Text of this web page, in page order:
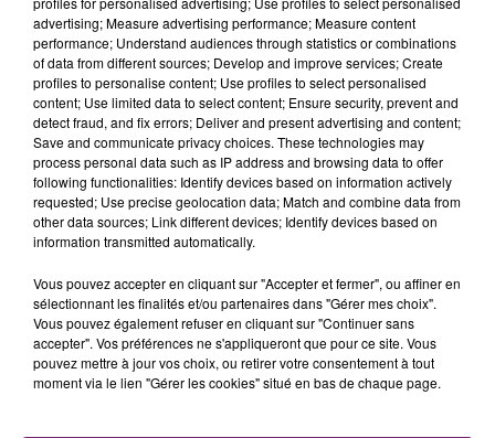
4 août 2026
LE CENTRE MÉDICAL HÉLÈNE BOREL À LOMME
RECRUTE UN(E) INFIRMIER(ÈRE)...
advertising; Measure advertising performance; Measure content
performance; Understand audiences through statistics or combinations
of data from different sources; Develop and improve services; Create
profiles to personalise content; Use profiles to select personalised
content; Use limited data to select content; Ensure security, prevent and
detect fraud, and fix errors; Deliver and present advertising and content;
Save and communicate privacy choices. These technologies may
process personal data such as IP address and browsing data to offer
following functionalities: Identify devices based on information actively
requested; Use precise geolocation data; Match and combine data from
other data sources; Link different devices; Identify devices based on
information transmitted automatically.
Vous pouvez accepter en cliquant sur "Accepter et fermer", ou affiner en
sélectionnant les finalités et/ou partenaires dans "Gérer mes choix".
Vous pouvez également refuser en cliquant sur "Continuer sans
accepter". Vos préférences ne s'appliqueront que pour ce site. Vous
pouvez mettre à jour vos choix, ou retirer votre consentement à tout
moment via le lien "Gérer les cookies" situé en bas de chaque page.